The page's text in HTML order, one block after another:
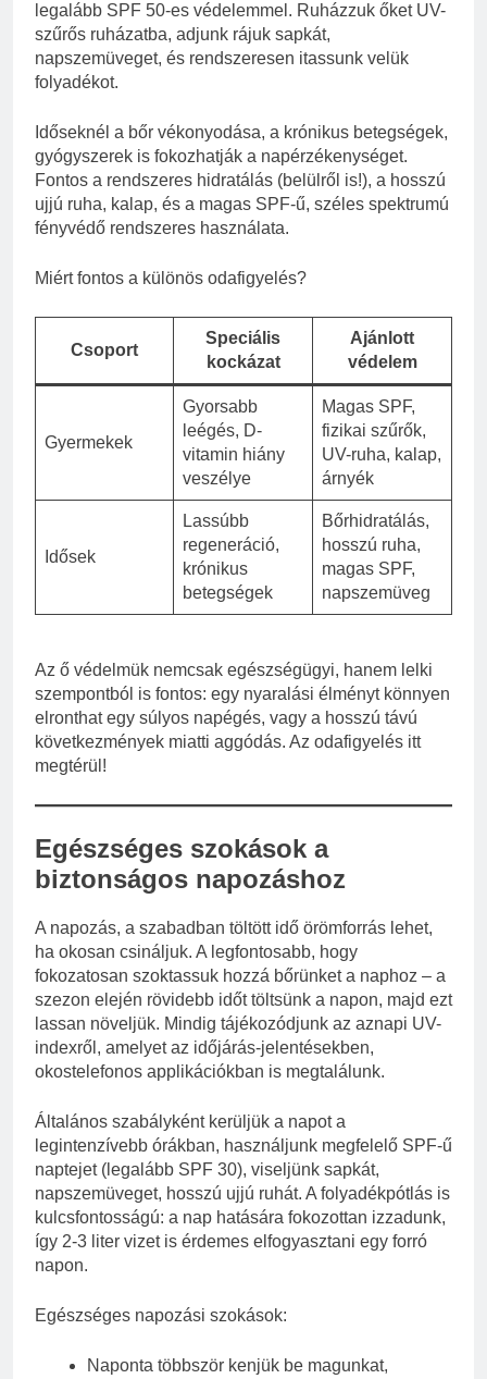
legalább SPF 50-es védelemmel. Ruházzuk őket UV-
szűrős ruházatba, adjunk rájuk sapkát,
napszemüveget, és rendszeresen itassunk velük
folyadékot.
Időseknél a bőr vékonyodása, a krónikus betegségek,
gyógyszerek is fokozhatják a napérzékenységet.
Fontos a rendszeres hidratálás (belülről is!), a hosszú
ujjú ruha, kalap, és a magas SPF-ű, széles spektrumú
fényvédő rendszeres használata.
Miért fontos a különös odafigyelés?
Csoport
Speciális
kockázat
Ajánlott
védelem
Gyermekek
Gyorsabb
leégés, D-
vitamin hiány
veszélye
Magas SPF,
fizikai szűrők,
UV-ruha, kalap,
árnyék
Idősek
Lassúbb
regeneráció,
krónikus
betegségek
Bőrhidratálás,
hosszú ruha,
magas SPF,
napszemüveg
Az ő védelmük nemcsak egészségügyi, hanem lelki
szempontból is fontos: egy nyaralási élményt könnyen
elronthat egy súlyos napégés, vagy a hosszú távú
következmények miatti aggódás. Az odafigyelés itt
megtérül!
Egészséges szokások a
biztonságos napozáshoz
A napozás, a szabadban töltött idő örömforrás lehet,
ha okosan csináljuk. A legfontosabb, hogy
fokozatosan szoktassuk hozzá bőrünket a naphoz – a
szezon elején rövidebb időt töltsünk a napon, majd ezt
lassan növeljük. Mindig tájékozódjunk az aznapi UV-
indexről, amelyet az időjárás-jelentésekben,
okostelefonos applikációkban is megtalálunk.
Általános szabályként kerüljük a napot a
legintenzívebb órákban, használjunk megfelelő SPF-ű
naptejet (legalább SPF 30), viseljünk sapkát,
napszemüveget, hosszú ujjú ruhát. A folyadékpótlás is
kulcsfontosságú: a nap hatására fokozottan izzadunk,
így 2-3 liter vizet is érdemes elfogyasztani egy forró
napon.
Egészséges napozási szokások:
Naponta többször kenjük be magunkat,